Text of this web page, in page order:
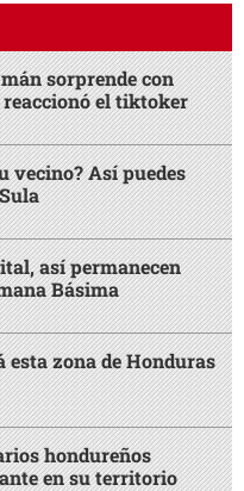
sorprende con
el tiktoker
vecino? Así puedes
así permanecen
Básima
zona de Honduras
hondureños
en su territorio